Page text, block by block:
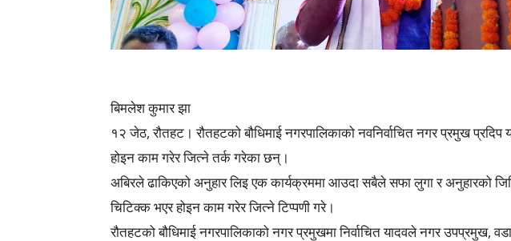
बिमलेश कुमार झा
१२ जेठ, रौतहट। रौतहटको बौधिमाई नगरपालिकाको नवनिर्वाचित नगर प्रमुख
होइन काम गरेर जित्ने तर्क गरेका छन्।
अबिरले ढाकिएको अनुहार लिइ एक कार्यक्रममा आउदा सबैले सफा लुगा र अनुहारको
चिटिक्क भएर होइन काम गरेर जित्ने टिप्पणी गरे।
रौतहटको बौधिमाई नगरपालिकाको नगर प्रमुखमा निर्वाचित यादवले नगर उपप्रमुख,